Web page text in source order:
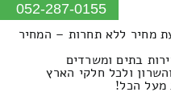
052-287-0155
מחיר ללא תחרות – המחיר
בתים ומשרדים
ולכל חלקי הארץ
מעל הכל!